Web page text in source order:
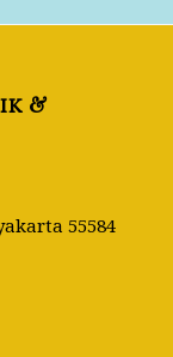
&
55584